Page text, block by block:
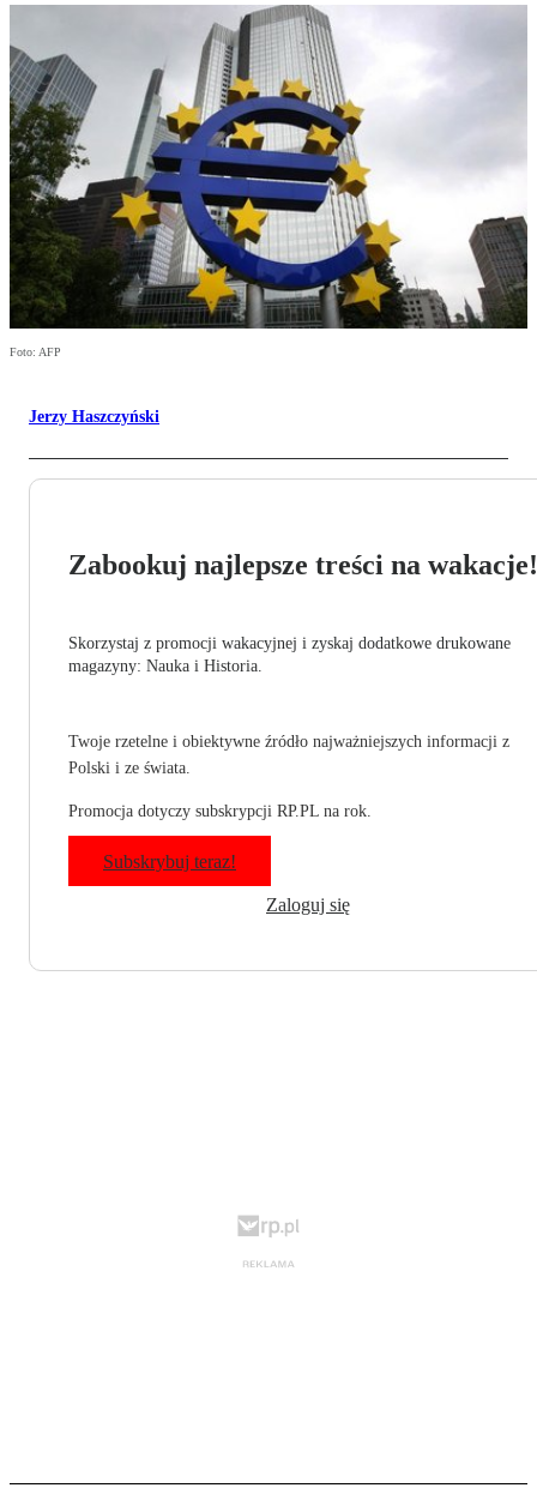
Foto: AFP
Jerzy Haszczyński
Zabookuj najlepsze treści na wakacje!
Skorzystaj z promocji wakacyjnej i zyskaj dodatkowe drukowane
magazyny: Nauka i Historia.
Twoje rzetelne i obiektywne źródło najważniejszych informacji z
Polski i ze świata.
Promocja dotyczy subskrypcji RP.PL na rok.
Subskrybuj teraz!
Zaloguj się